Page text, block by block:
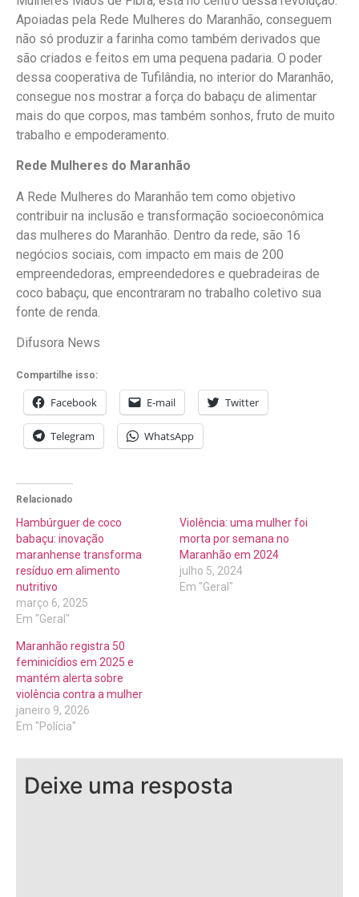
Apoiadas pela Rede Mulheres do Maranhão, conseguem
não só produzir a farinha como também derivados que
são criados e feitos em uma pequena padaria. O poder
dessa cooperativa de Tufilândia, no interior do Maranhão,
consegue nos mostrar a força do babaçu de alimentar
mais do que corpos, mas também sonhos, fruto de muito
trabalho e empoderamento.
Rede Mulheres do Maranhão
A Rede Mulheres do Maranhão tem como objetivo
contribuir na inclusão e transformação socioeconômica
das mulheres do Maranhão. Dentro da rede, são 16
negócios sociais, com impacto em mais de 200
empreendedoras, empreendedores e quebradeiras de
coco babaçu, que encontraram no trabalho coletivo sua
fonte de renda.
Difusora News
Compartilhe isso:
Facebook E-mail Twitter
Telegram WhatsApp
Relacionado
Hambúrguer de coco
babaçu: inovação
maranhense transforma
resíduo em alimento
nutritivo
março 6, 2025
Em "Geral"
Violência: uma mulher foi
morta por semana no
Maranhão em 2024
julho 5, 2024
Em "Geral"
Maranhão registra 50
feminicídios em 2025 e
mantém alerta sobre
violência contra a mulher
janeiro 9, 2026
Em "Polícia"
Deixe uma resposta